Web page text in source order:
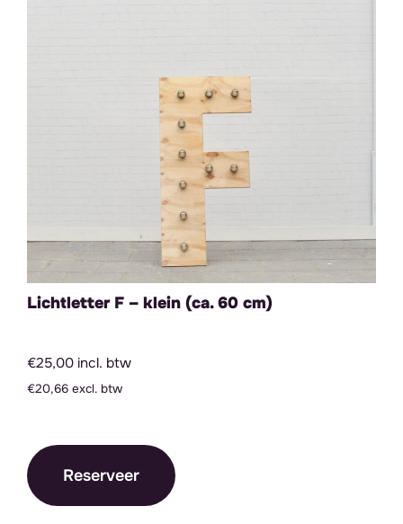
Lichtletter F – klein (ca. 60 cm)
€25,00 incl. btw
€20,66 excl. btw
Reserveer